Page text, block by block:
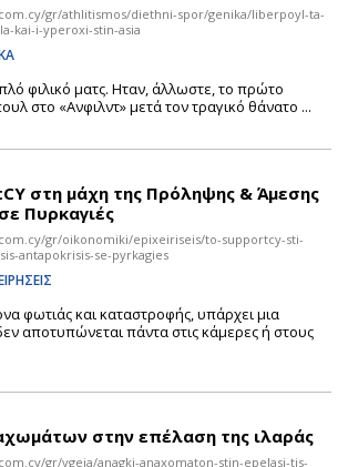
gr/athlitismos/diethni-spor/genika/liberpoyl-ta-
kai-i-yperoxi-stin-asia
φιλικό ματς. Ηταν, άλλωστε, το πρώτο
στο «Ανφιλντ» μετά τον τραγικό θάνατο ...
στη μάχη της Πρόληψης & Άμεσης
Πυρκαγιές
gr/oikonomiki/epixeiriseis/to-supportcy-sti-
antapokrisis-se-pyrkagies
φωτιάς και καταστροφής, υπάρχει μια
αποτυπώνεται πάντα στις κάμερες ή στους
στην επέλαση της ιλαράς
gr/ygeia/anagki-anaxomaton-stin-epelasi-tis-